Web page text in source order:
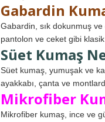
Gabardin
Gabardin, sık dokunmuş ve
pantolon ve ceket gibi klasik
Süet Kumaş
Süet kumaş, yumuşak ve
ayakkabı, çanta ve
Mikrofiber
Mikrofiber kumaş, ince ve